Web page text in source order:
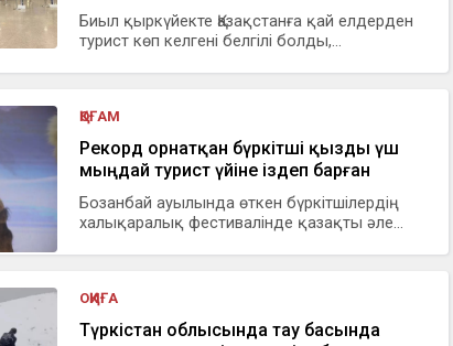
Биыл қыркүйекте Қазақстанға қай елдерден
турист көп келгені белгілі болды,...
ҚОҒАМ
Рекорд орнатқан бүркітші қызды үш
мыңдай турист үйіне іздеп барған
Бозанбай ауылында өткен бүркітшілердің
халықаралық фестивалінде қазақты әле...
ОҚИҒА
Түркістан облысында тау басында